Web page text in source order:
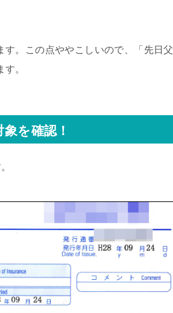
す。この点ややこしいので、「先日父
。
を確認！